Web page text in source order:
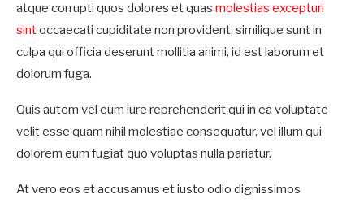
atque corrupti quos dolores et quas molestias excepturi
sintoccaecati cupiditate non provident, similique sunt in
culpa qui officia deserunt mollitia animi, id est laborum et
dolorum fuga.
Quis autem vel eum iure reprehenderit qui in ea voluptate
velit esse quam nihil molestiae consequatur, vel illum qui
dolorem eum fugiat quo voluptas nulla pariatur.
At vero eos et accusamus et iusto odio dignissimos